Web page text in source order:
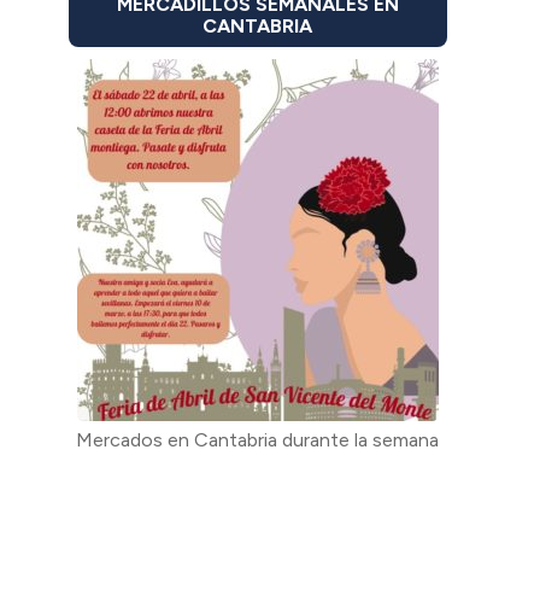
CANTABRIA
Mercados en Cantabria durante la semana